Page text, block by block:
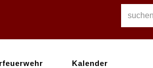
Kalender